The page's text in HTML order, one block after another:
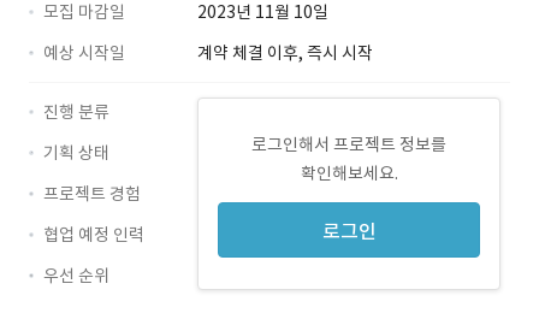
모집 마감일
2023년 11월 10일
예상 시작일
계약 체결 이후, 즉시 시작
로그인해서 프로젝트 정보를
확인해보세요.
로그인
진행 분류
기획 상태
프로젝트 경험
협업 예정 인력
우선 순위